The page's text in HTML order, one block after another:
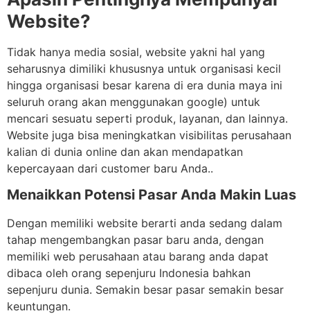
Website?
Tidak hanya media sosial, website yakni hal yang
seharusnya dimiliki khususnya untuk organisasi kecil
hingga organisasi besar karena di era dunia maya ini
seluruh orang akan menggunakan google) untuk
mencari sesuatu seperti produk, layanan, dan lainnya.
Website juga bisa meningkatkan visibilitas perusahaan
kalian di dunia online dan akan mendapatkan
kepercayaan dari customer baru Anda..
Menaikkan Potensi Pasar Anda Makin Luas
Dengan memiliki website berarti anda sedang dalam
tahap mengembangkan pasar baru anda, dengan
memiliki web perusahaan atau barang anda dapat
dibaca oleh orang sepenjuru Indonesia bahkan
sepenjuru dunia. Semakin besar pasar semakin besar
keuntungan.